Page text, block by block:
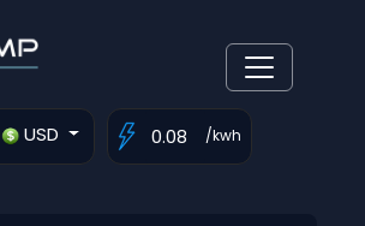
USD /kwh